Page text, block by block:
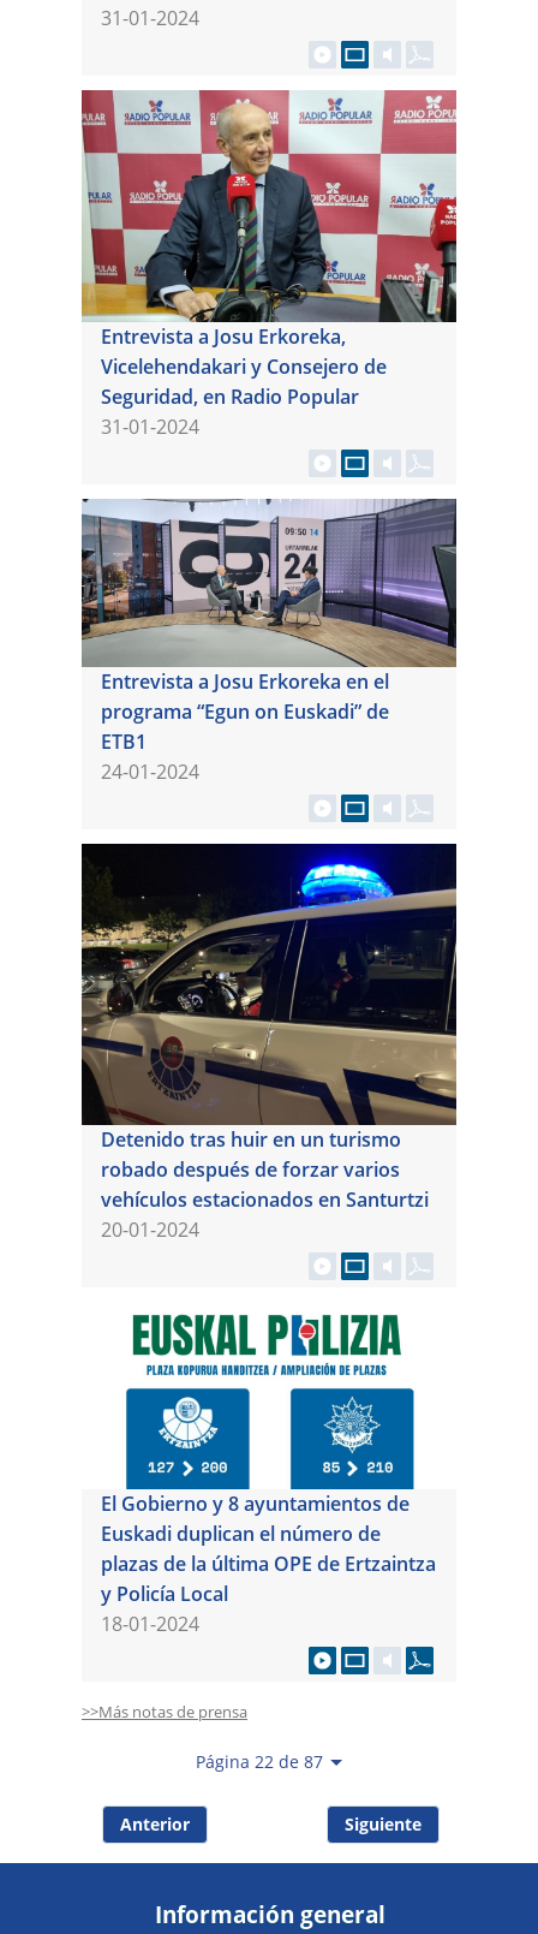
31-01-2024
Entrevista a Josu Erkoreka,
Vicelehendakari y Consejero de
Seguridad, en Radio Popular
31-01-2024
Entrevista a Josu Erkoreka en el
programa “Egun on Euskadi” de
ETB1
24-01-2024
Detenido tras huir en un turismo
robado después de forzar varios
vehículos estacionados en Santurtzi
20-01-2024
El Gobierno y 8 ayuntamientos de
Euskadi duplican el número de
plazas de la última OPE de Ertzaintza
y Policía Local
18-01-2024
>>Más notas de prensa
Página 22 de 87
Anterior Siguiente
Información general